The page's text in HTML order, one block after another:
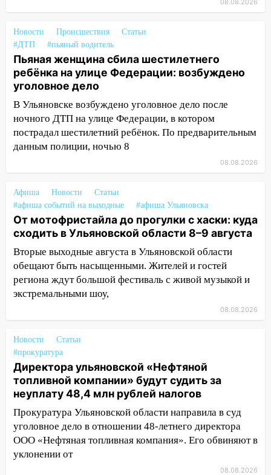
07:50
Какая погоды будет днем 8
августа
06:45 Императорский мост в
Ульяновске останется закрытым до
утра 10 августа
05:18 Судьба готовит сюрприз: гороскоп
на 8 августа — кому повезет с
деньгами, а кого ждет неожиданная
04:47
В Ульяновской области объявили
ракетную опасность: звучат сирены
07.08.2026
20:40
купить тракторы с отсрочкой платежа
до декабря
19:34 В следственном управлении
следствия Российской Федерации
19:30 Ульяновцев приглашают
поддержать «Симбирскую чебурашку»
на фестивале «ФормАРТ»
18:11 Ульяновская область стала
пилотным регионом проекта
«Культурное долголетие»
Прогноз погоды в Ульяновской
08.08.2026
Новости Происшествия
Статьи
#ДТП
#пьяный водитель
Пьяная женщина сбила шестилетнего
ребёнка на улице Федерации: возбуждено
уголовное дело
В Ульяновске возбуждено уголовное дело после
ночного ДТП на улице Федерации, в котором
пострадал шестилетний ребёнок. По предварительным
данным полиции, ночью 8
08.08.2026
Афиша Новости
Статьи
#афиша событий на выходные
#афиша Ульяновска
От мотофристайла до прогулки с хаски: куда
сходить в Ульяновской области 8–9 августа
Вторые выходные августа в Ульяновской области
обещают быть насыщенными. Жителей и гостей
региона ждут большой фестиваль с живой музыкой и
экстремальными шоу,
08.08.2026
Новости
Статьи
#прокуратура
Директора ульяновской «Нефтяной
топливной компании» будут судить за
неуплату 48,4 млн рублей налогов
Прокуратура Ульяновской области направила в суд
уголовное дело в отношении 48-летнего директора
ООО «Нефтяная топливная компания». Его обвиняют в
уклонении от
08.08.2026